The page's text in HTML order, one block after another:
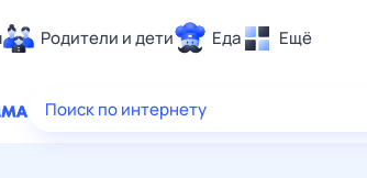
Родители и дети Еда Ещё
Здоровье
Поиск по интернету